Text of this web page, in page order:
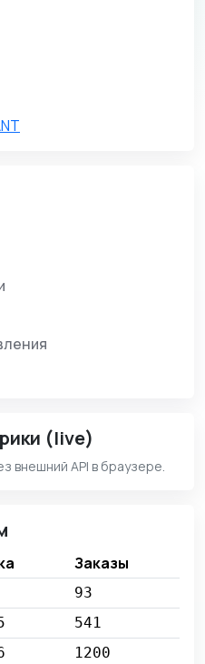
(live)
внешний API в браузере.
Заказы
93
541
1200